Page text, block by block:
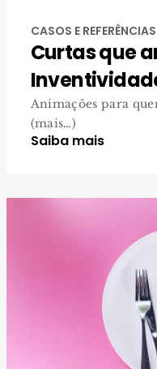
CASOS E REFERÊNCIAS
Curtas que
Animações para
(mais…)
Saiba mais